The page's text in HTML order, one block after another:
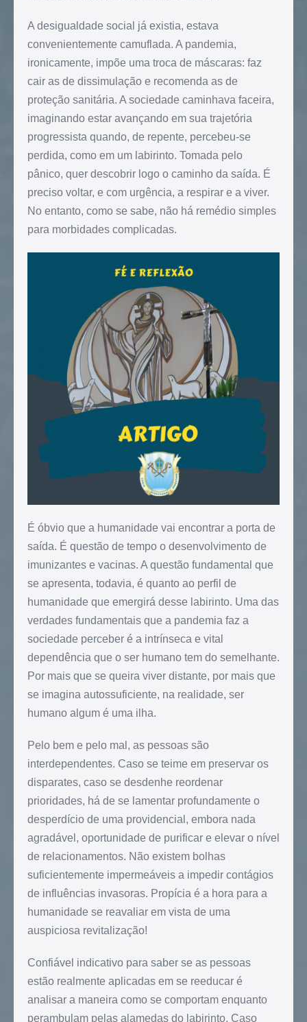
A desigualdade social já existia, estava
convenientemente camuflada. A pandemia,
ironicamente, impõe uma troca de máscaras: faz
cair as de dissimulação e recomenda as de
proteção sanitária. A sociedade caminhava faceira,
imaginando estar avançando em sua trajetória
progressista quando, de repente, percebeu-se
perdida, como em um labirinto. Tomada pelo
pânico, quer descobrir logo o caminho da saída. É
preciso voltar, e com urgência, a respirar e a viver.
No entanto, como se sabe, não há remédio simples
para morbidades complicadas.
É óbvio que a humanidade vai encontrar a porta de
saída. É questão de tempo o desenvolvimento de
imunizantes e vacinas. A questão fundamental que
se apresenta, todavia, é quanto ao perfil de
humanidade que emergirá desse labirinto. Uma das
verdades fundamentais que a pandemia faz a
sociedade perceber é a intrínseca e vital
dependência que o ser humano tem do semelhante.
Por mais que se queira viver distante, por mais que
se imagina autossuficiente, na realidade, ser
humano algum é uma ilha.
Pelo bem e pelo mal, as pessoas são
interdependentes. Caso se teime em preservar os
disparates, caso se desdenhe reordenar
prioridades, há de se lamentar profundamente o
desperdício de uma providencial, embora nada
agradável, oportunidade de purificar e elevar o nível
de relacionamentos. Não existem bolhas
suficientemente impermeáveis a impedir contágios
de influências invasoras. Propícia é a hora para a
humanidade se reavaliar em vista de uma
auspiciosa revitalização!
Confiável indicativo para saber se as pessoas
estão realmente aplicadas em se reeducar é
analisar a maneira como se comportam enquanto
perambulam pelas alamedas do labirinto. Caso